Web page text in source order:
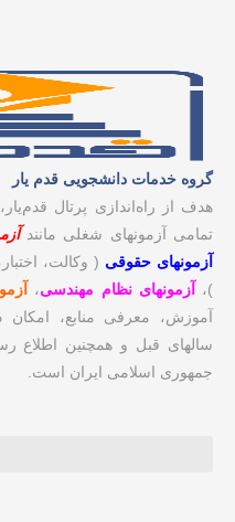
گروه خدمات دانشجویی قدم یار
هدف از راه‌اندازی پرتال
تمامی آزمونهای شغلی مانند
آزمونهای حقوقی ( وکالت،
)،
آزمونهای نظام مهندسی،
آموزش، معرفی منابع، امکان
سالهای قبل و همچنین اطلاع
جمهوری اسلامی ایران است.